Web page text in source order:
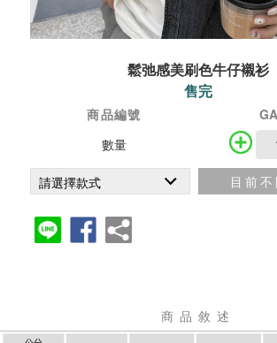
鬆弛感美刷色牛仔襯衫
售完
商品編號
數量
目前
商品敘述